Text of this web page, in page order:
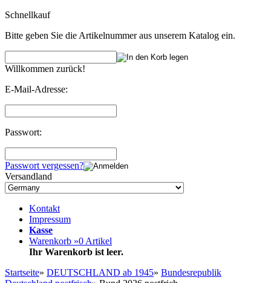
Schnellkauf
Bitte geben Sie die Artikelnummer aus unserem Katalog ein.
Willkommen zurück!
E-Mail-Adresse:
Passwort:
Passwort vergessen?
Versandland
Kontakt
Impressum
Kasse
Warenkorb »0 Artikel
Ihr Warenkorb ist leer.
Startseite» DEUTSCHLAND ab 1945» Bundesrepublik